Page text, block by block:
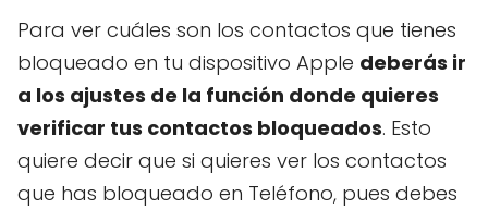
Para ver cuáles son los contactos que tienes
bloqueado en tu dispositivo Apple deberás ir
a los ajustes de la función donde quieres
verificar tus contactos bloqueados. Esto
quiere decir que si quieres ver los contactos
que has bloqueado en Teléfono, pues debes